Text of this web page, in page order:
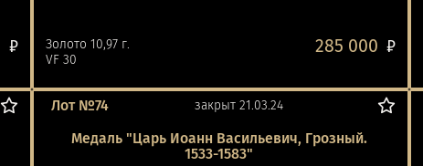
₽
Золото 10,97 г.
VF 30
285 000 ₽
Лот №74 закрыт 21.03.24
Медаль "Царь Иоанн Васильевич, Грозный.
1533-1583"